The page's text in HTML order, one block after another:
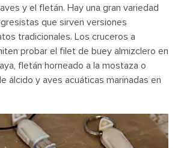
y el fletán. Hay una gran variedad
que sirven versiones
tradicionales. Los cruceros a
probar el filet de buey almizclero en
fletán horneado a la mostaza o
álcido y aves acuáticas marinadas en